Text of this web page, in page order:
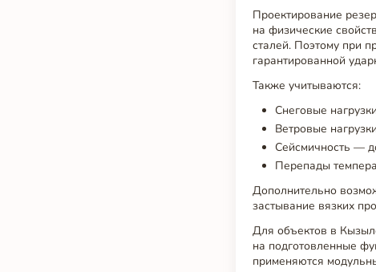
Проектирование
на физические
сталей. Поэтому при
гарантированной
Также учитываются:
Снеговые
Ветровые
Сейсмичность —
Перепады
Дополнительно
застывание вязких
Для объектов в
на подготовленные
применяются